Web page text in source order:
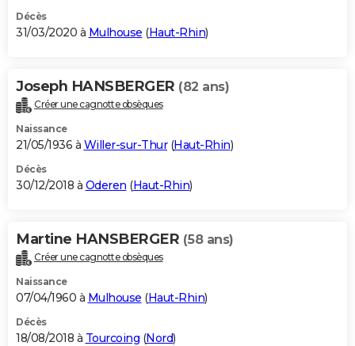
Décès
31/03/2020 à Mulhouse (Haut-Rhin)
Joseph HANSBERGER (82 ans)
Créer une cagnotte obsèques
Naissance
21/05/1936 à Willer-sur-Thur(Haut-Rhin)
Décès
30/12/2018 à Oderen (Haut-Rhin)
Martine HANSBERGER (58 ans)
Créer une cagnotte obsèques
Naissance
07/04/1960 à Mulhouse (Haut-Rhin)
Décès
18/08/2018 à Tourcoing (Nord)